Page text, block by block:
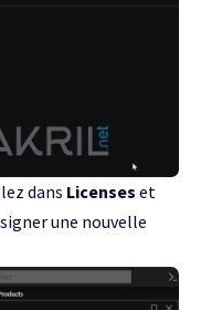
dans Licenses et
une nouvelle